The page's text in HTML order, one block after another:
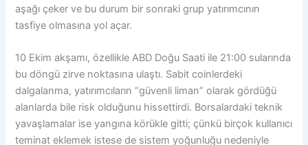
aşağı çeker ve bu durum bir sonraki grup yatırımcının
tasfiye olmasına yol açar.
10 Ekim akşamı, özellikle ABD Doğu Saati ile 21:00 sularında
bu döngü zirve noktasına ulaştı. Sabit coinlerdeki
dalgalanma, yatırımcıların “güvenli liman” olarak gördüğü
alanlarda bile risk olduğunu hissettirdi. Borsalardaki teknik
yavaşlamalar ise yangına körükle gitti; çünkü birçok kullanıcı
teminat eklemek istese de sistem yoğunluğu nedeniyle